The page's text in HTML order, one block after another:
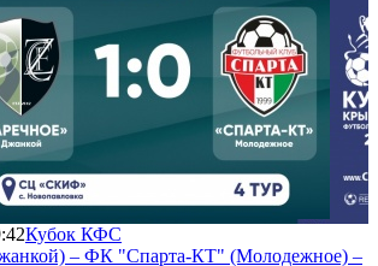
Кубок КФС
– ФК "Спарта-КТ" (Молодежное) –